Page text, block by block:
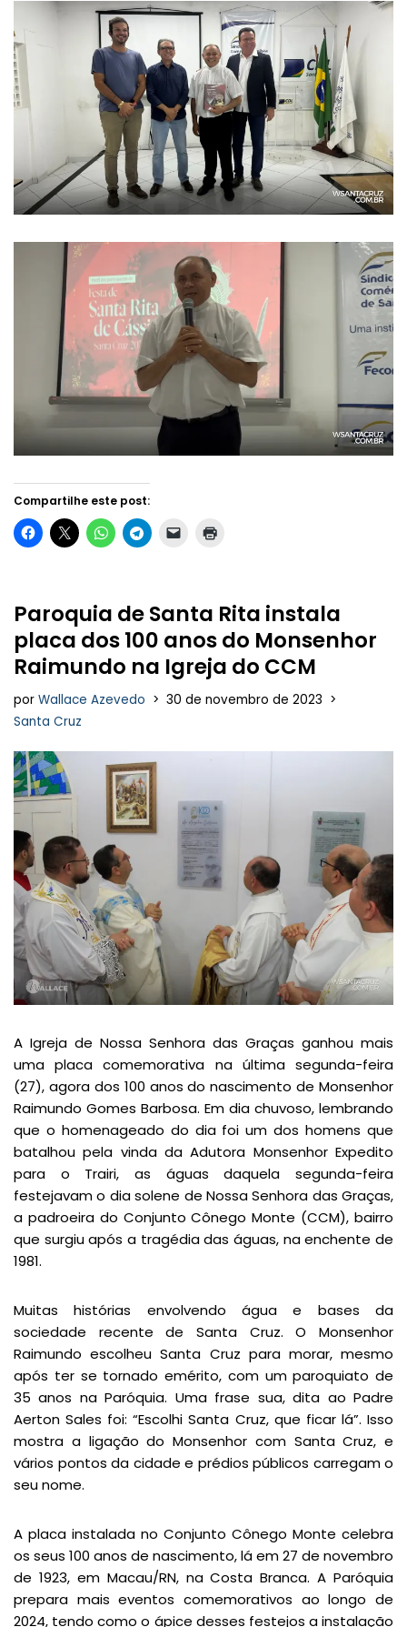
Compartilhe este post:
Paroquia de Santa Rita instala
placa dos 100 anos do Monsenhor
Raimundo na Igreja do CCM
por Wallace Azevedo
30 de novembro de 2023
Santa Cruz
A Igreja de Nossa Senhora das Graças ganhou mais
uma placa comemorativa na última segunda-feira
(27), agora dos 100 anos do nascimento de Monsenhor
Raimundo Gomes Barbosa. Em dia chuvoso, lembrando
que o homenageado do dia foi um dos homens que
batalhou pela vinda da Adutora Monsenhor Expedito
para o Trairi, as águas daquela segunda-feira
festejavam o dia solene de Nossa Senhora das Graças,
a padroeira do Conjunto Cônego Monte (CCM), bairro
que surgiu após a tragédia das águas, na enchente de
1981.
Muitas histórias envolvendo água e bases da
sociedade recente de Santa Cruz. O Monsenhor
Raimundo escolheu Santa Cruz para morar, mesmo
após ter se tornado emérito, com um paroquiato de
35 anos na Paróquia. Uma frase sua, dita ao Padre
Aerton Sales foi: “Escolhi Santa Cruz, que ficar lá”. Isso
mostra a ligação do Monsenhor com Santa Cruz, e
vários pontos da cidade e prédios públicos carregam o
seu nome.
A placa instalada no Conjunto Cônego Monte celebra
os seus 100 anos de nascimento, lá em 27 de novembro
de 1923, em Macau/RN, na Costa Branca. A Paróquia
prepara mais eventos comemorativos ao longo de
2024, tendo como o ápice desses festejos a instalação